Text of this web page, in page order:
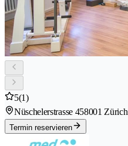
5(1)
Nüschelerstrasse 458001 Zürich
Termin reservieren